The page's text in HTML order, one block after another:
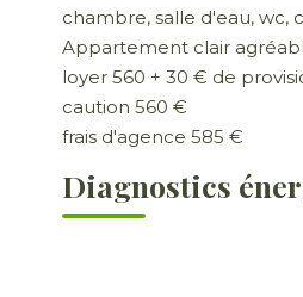
chambre, salle d'eau, wc,
Appartement clair
loyer 560 + 30 € de
caution 560 €
frais d'agence 585 €
Diagnostics